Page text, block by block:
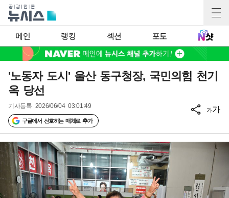
메인 랭킹 섹션 포토
'노동자 도시' 울산 동구청장, 국민의힘 천기
옥 당선
기사등록 2026/06/04 03:01:49
구글에서 선호하는 매체로 추가
가가